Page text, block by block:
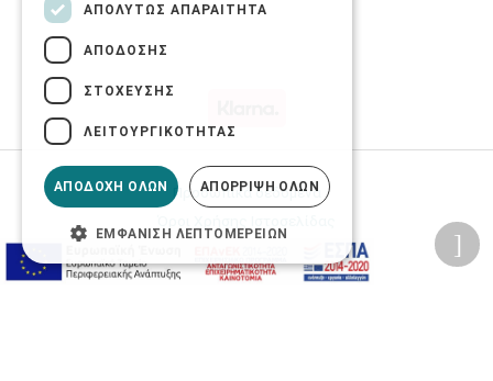
Προσωπικά δεδομένα
Πολιτική Ασφάλειας Πληροφοριών
ΑΠΟΛΎΤΩΣ ΑΠΑΡΑΊΤΗΤΑ
ΑΠΌΔΟΣΗΣ
ΣΤΌΧΕΥΣΗΣ
ΛΕΙΤΟΥΡΓΙΚΌΤΗΤΑΣ
ΑΠΟΔΟΧΉ ΌΛΩΝ ΑΠΌΡΡΙΨΗ ΌΛΩΝ
ΕΜΦΆΝΙΣΗ ΛΕΠΤΟΜΕΡΕΙΏΝ